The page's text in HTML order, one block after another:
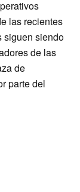
las recientes
siguen siendo
de las
de
parte del